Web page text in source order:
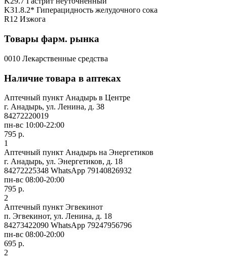
K31.8.2* Гиперацидность желудочного сока
R12 Изжога
Товары фарм. рынка
0010 Лекарственные средства
Наличие товара в аптеках
Аптечный пункт Анадырь в Центре
г. Анадырь, ул. Ленина, д. 38
84272220019
пн-вс 10:00-22:00
795 р.
1
Аптечный пункт Анадырь на Энергетиков
г. Анадырь, ул. Энергетиков, д. 18
84272225348 WhatsApp 79140826932
пн-вс 08:00-20:00
795 р.
2
Аптечный пункт Эгвекинот
п. Эгвекинот, ул. Ленина, д. 18
84273422090 WhatsApp 79247956796
пн-вс 08:00-20:00
695 р.
2